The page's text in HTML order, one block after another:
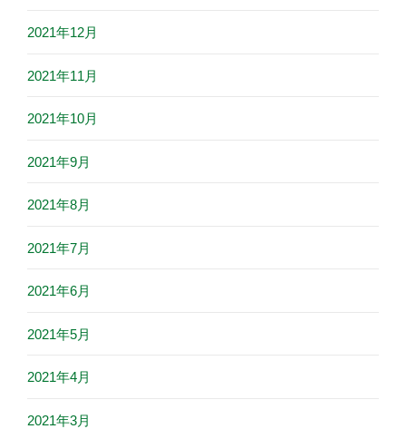
2021年12月
2021年11月
2021年10月
2021年9月
2021年8月
2021年7月
2021年6月
2021年5月
2021年4月
2021年3月